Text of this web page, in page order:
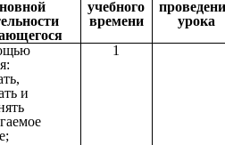
учебного
времени
урока
и
1